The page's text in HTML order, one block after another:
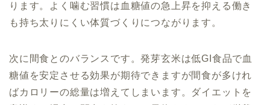
ります。よく噛む習慣は血糖値の急上昇を抑える働き
も持ち太りにくい体質づくりにつながります。
次に間食とのバランスです。発芽玄米は低GI食品で血
糖値を安定させる効果が期待できますが間食が多けれ
ばカロリーの総量は増えてしまいます。ダイエットを